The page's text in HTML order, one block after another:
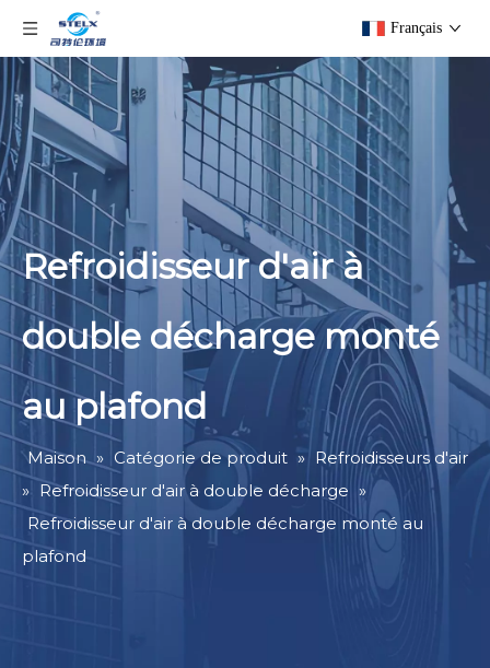
Français
Refroidisseur d'air à
double décharge monté
au plafond
Maison » Catégorie de produit » Refroidisseurs d'air
» Refroidisseur d'air à double décharge »
Refroidisseur d'air à double décharge monté au
plafond